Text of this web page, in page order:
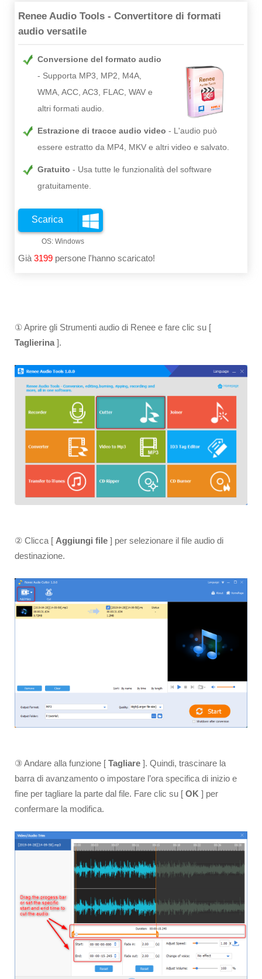
Renee Audio Tools - Convertitore di formati
audio versatile
Conversione del formato audio
Supporta MP3, MP2, M4A,
WMA, ACC, AC3, FLAC, WAV e
altri formati audio.
Estrazione di tracce audio video
L'audio può
essere estratto da MP4, MKV e altri video e salvato.
Gratuito
Usa tutte le funzionalità del software
gratuitamente.
Scarica
Già 3199 persone l'hanno scaricato!
① Aprire gli Strumenti audio di Renee e fare clic su [
Taglierina ].
② Clicca [ Aggiungi file ] per selezionare il file audio di
destinazione.
③ Andare alla funzione [ Tagliare ]. Quindi, trascinare la
barra di avanzamento o impostare l’ora specifica di inizio e
fine per tagliare la parte dal file. Fare clic su [ OK ] per
confermare la modifica.